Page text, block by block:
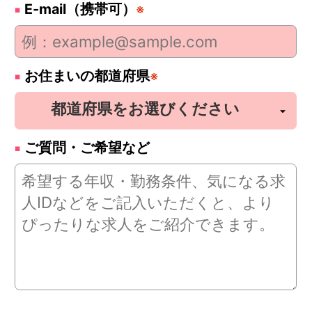
E-mail（携帯可） ※
お住まいの都道府県※
ご質問・ご希望など